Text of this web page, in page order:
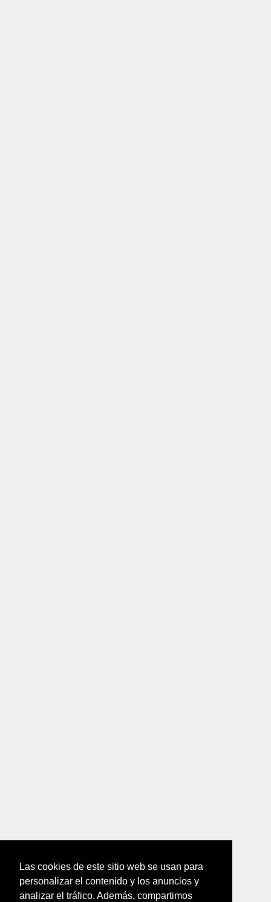
Las cookies de este sitio web se usan para
personalizar el contenido y los anuncios y
analizar el tráfico. Además, compartimos